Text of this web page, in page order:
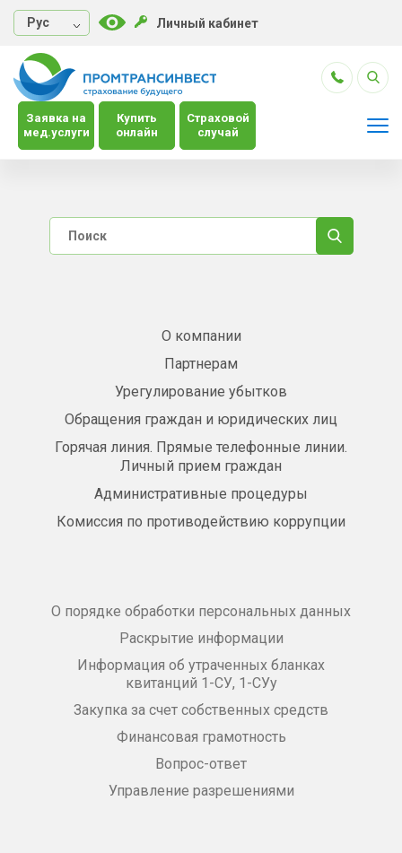
Руc Личный кабинет
Заявка на
мед.услуги
Купить
онлайн
Страховой
случай
О компании
Партнерам
Урегулирование убытков
Обращения граждан и юридических лиц
Горячая линия. Прямые телефонные линии.
Личный прием граждан
Административные процедуры
Комиссия по противодействию коррупции
О порядке обработки персональных данных
Раскрытие информации
Информация об утраченных бланках
квитанций 1-СУ, 1-СУу
Закупка за счет собственных средств
Финансовая грамотность
Вопрос-ответ
Управление разрешениями